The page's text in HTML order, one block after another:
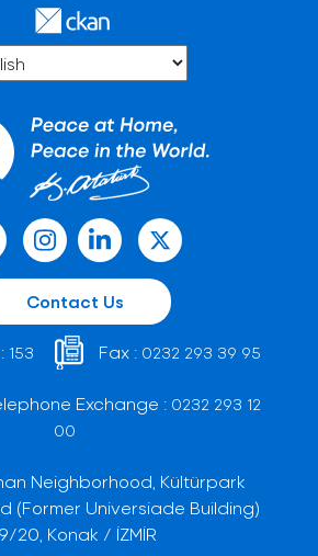
Contact Us
153 Fax : 0232 293 39 95
Exchange : 0232 293 12
00
Neighborhood, Kültürpark
(Former Universiade Building)
20, Konak / İZMİR